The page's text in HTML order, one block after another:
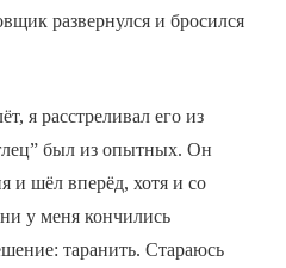
развернулся и бросился
я расстреливал его из
был из опытных. Он
и шёл вперёд, хотя и со
у меня кончились
таранить. Стараюсь